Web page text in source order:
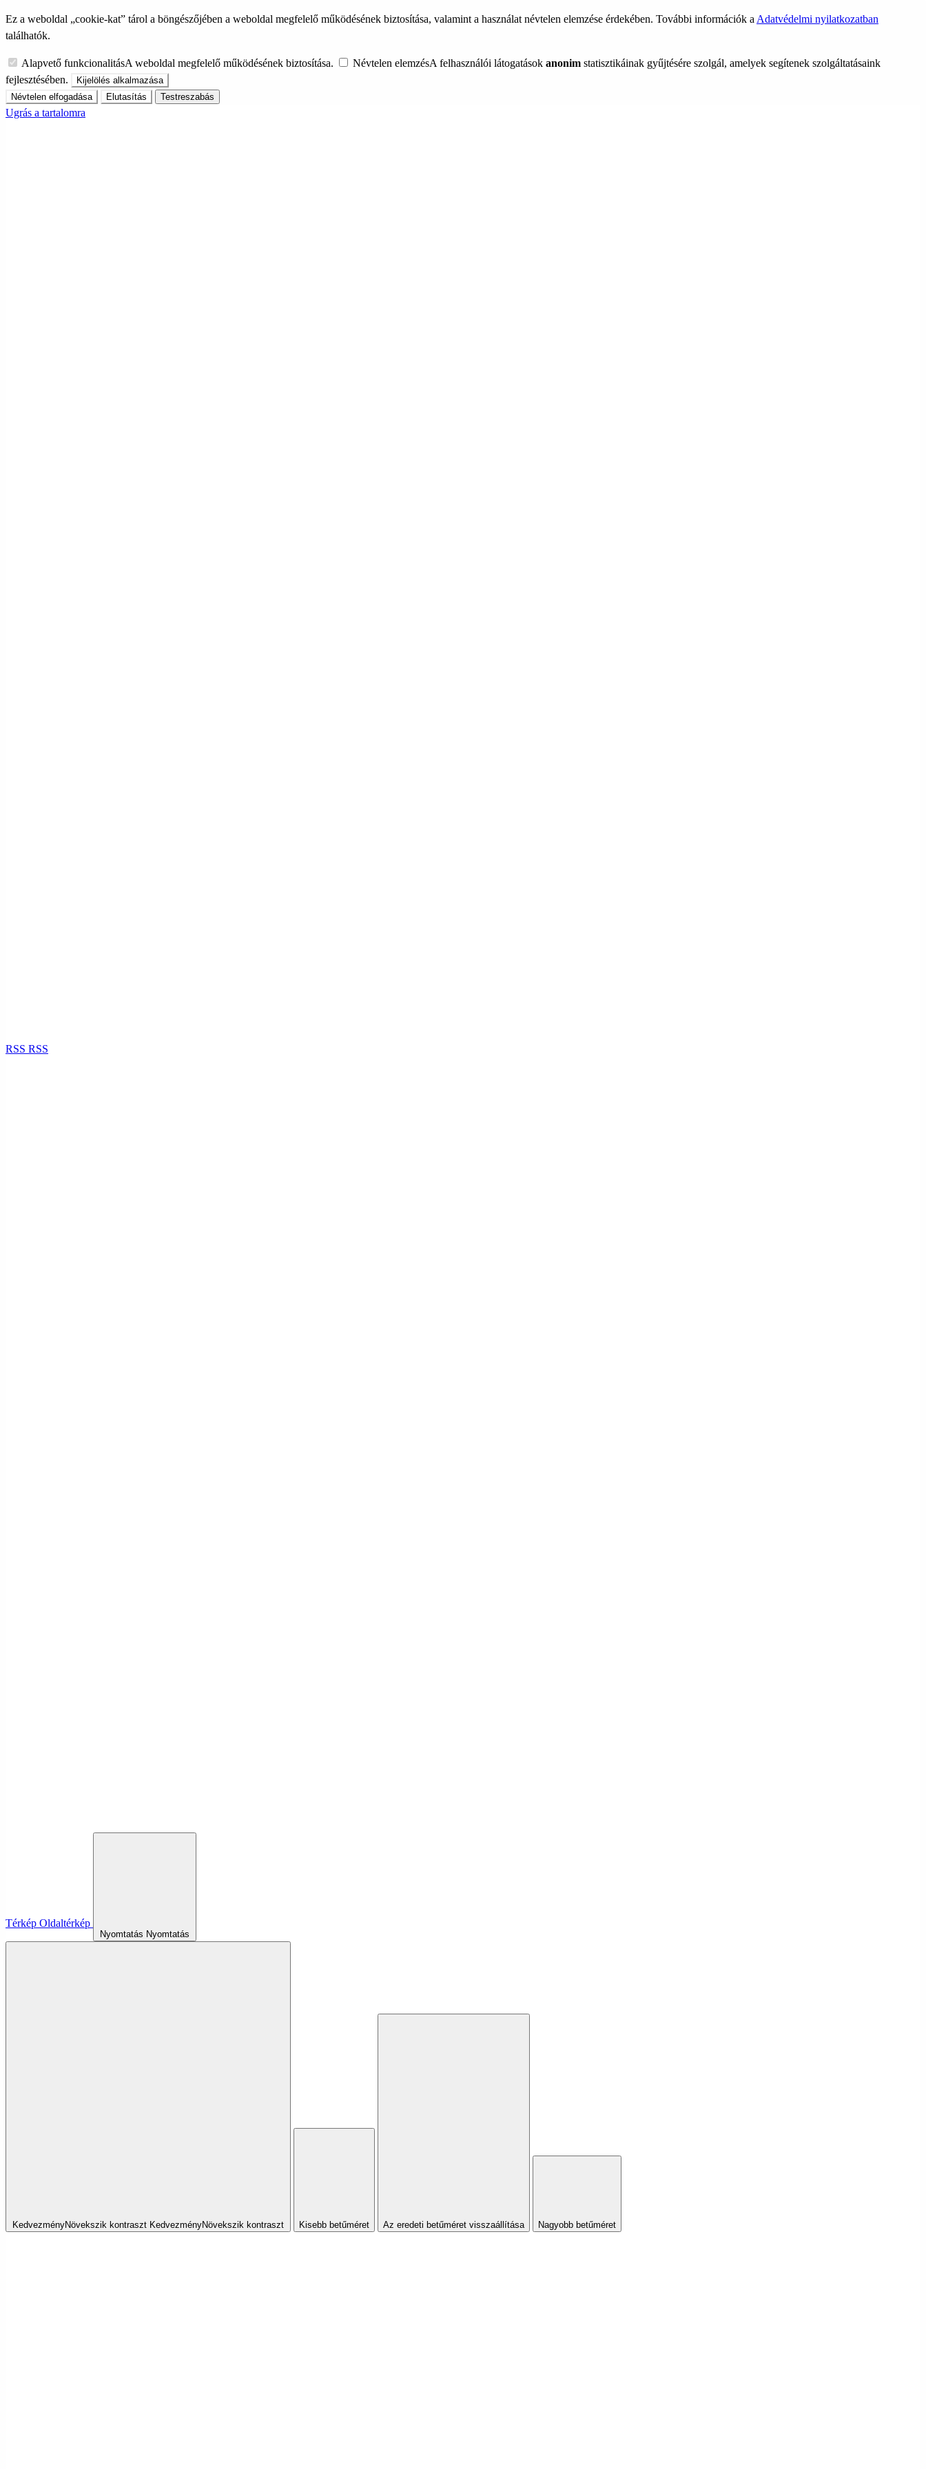
Ez a weboldal „cookie-kat” tárol a böngészőjében a weboldal megfelelő működésének biztosítása, valamint a használat névtelen elemzése érdekében. További információk a Adatvédelmi nyilatkozatban
találhatók.
Alapvető funkcionalitásA weboldal megfelelő működésének biztosítása. Névtelen elemzésA felhasználói látogatások anonim statisztikáinak gyűjtésére szolgál, amelyek segítenek szolgáltatásaink
fejlesztésében.
Kijelölés alkalmazása
Névtelen elfogadása
Elutasítás Testreszabás
Ugrás a tartalomra
RSS RSS
Térkép Oldaltérkép
Nyomtatás Nyomtatás
KedvezményNövekszik kontraszt KedvezményNövekszik kontraszt Kisebb betűméret Az eredeti betűméret visszaállítása Nagyobb betűméret